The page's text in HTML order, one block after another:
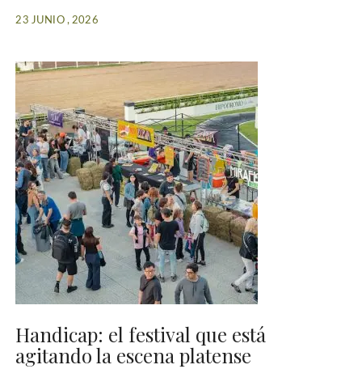
23 JUNIO , 2026
Handicap: el festival que está
agitando la escena platense